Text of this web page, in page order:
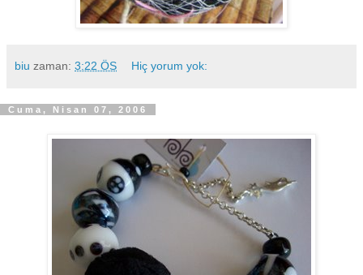
biu zaman: 3:22 ÖS Hiç yorum yok:
Cuma, Nisan 07, 2006